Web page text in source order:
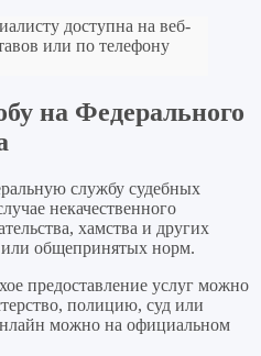
доступна на веб-
или по телефону
на Федерального
службу судебных
некачественного
хамства и других
или общепринятых норм.
предоставление услуг можно
полицию, суд или
можно на официальном